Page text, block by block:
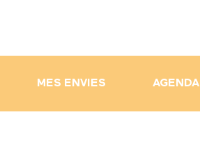
MES ENVIES AGENDA